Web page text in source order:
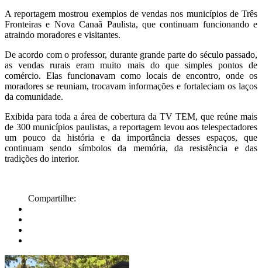
A reportagem mostrou exemplos de vendas nos municípios de Três
Fronteiras e Nova Canaã Paulista, que continuam funcionando e
atraindo moradores e visitantes.
De acordo com o professor, durante grande parte do século passado,
as vendas rurais eram muito mais do que simples pontos de
comércio. Elas funcionavam como locais de encontro, onde os
moradores se reuniam, trocavam informações e fortaleciam os laços
da comunidade.
Exibida para toda a área de cobertura da TV TEM, que reúne mais
de 300 municípios paulistas, a reportagem levou aos telespectadores
um pouco da história e da importância desses espaços, que
continuam sendo símbolos da memória, da resistência e das
tradições do interior.
Compartilhe: